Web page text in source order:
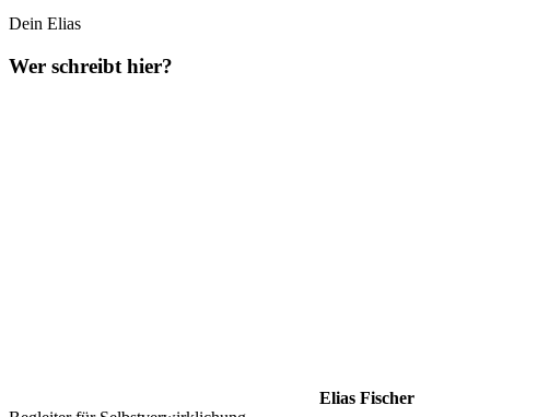
Dein Elias
Wer schreibt hier?
Elias Fischer